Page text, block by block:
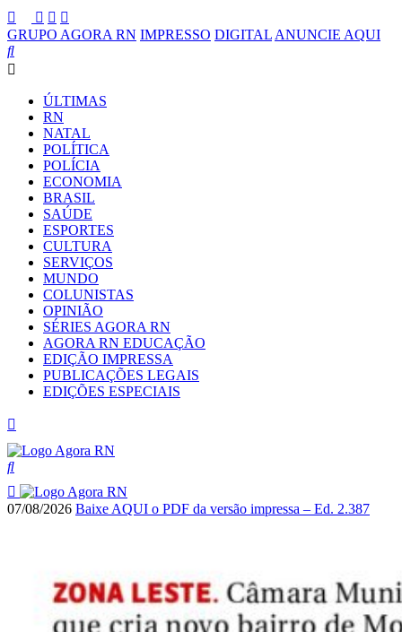
GRUPO AGORA RN IMPRESSO DIGITAL ANUNCIE AQUI
ÚLTIMAS
RN
NATAL
POLÍTICA
POLÍCIA
ECONOMIA
BRASIL
SAÚDE
ESPORTES
CULTURA
SERVIÇOS
MUNDO
COLUNISTAS
OPINIÃO
SÉRIES AGORA RN
AGORA RN EDUCAÇÃO
EDIÇÃO IMPRESSA
PUBLICAÇÕES LEGAIS
EDIÇÕES ESPECIAIS
07/08/2026 Baixe AQUI o PDF da versão impressa – Ed. 2.387